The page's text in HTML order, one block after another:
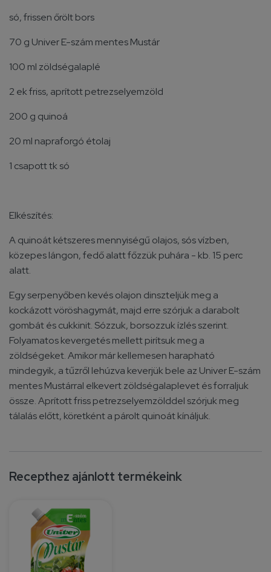
só, frissen őrölt bors
70 g Univer E-szám mentes Mustár
100 ml zöldségalaplé
2 ek friss, aprított petrezselyemzöld
200 g quinoá
20 ml napraforgó étolaj
1 csapott tk só
Elkészítés:
A quinoát kétszeres mennyiségű olajos, sós vízben,
közepes lángon, fedő alatt főzzük puhára - kb. 15 perc
alatt.
Egy serpenyőben kevés olajon dinszteljük meg a
kockázott vöröshagymát, majd erre szórjuk a darabolt
gombát és cukkinit. Sózzuk, borsozzuk ízlés szerint.
Folyamatos kevergetés mellett pirítsuk meg a
zöldségeket. Amikor már kellemesen harapható
mindegyik, a tűzről lehúzva keverjük bele az Univer E-szám
mentes Mustárral elkevert zöldségalaplevet és forraljuk
össze. Aprított friss petrezselyemzölddel szórjuk meg
tálalás előtt, köretként a párolt quinoát kínáljuk.
Recepthez ajánlott termékeink